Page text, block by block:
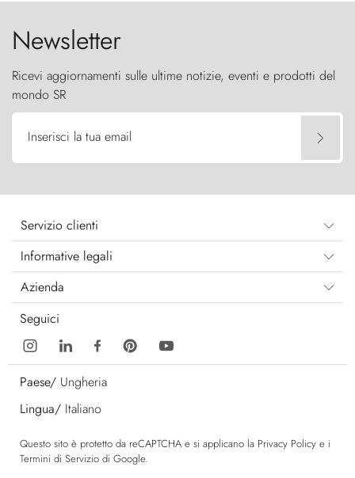
Newsletter
Ricevi aggiornamenti sulle ultime notizie, eventi e prodotti del
mondo SR
Inserisci la tua email
Servizio clienti
Informative legali
Azienda
Seguici
Paese/ Ungheria
Lingua/ Italiano
Questo sito è protetto da reCAPTCHA e si applicano la Privacy Policy e i
Termini di Servizio di Google.